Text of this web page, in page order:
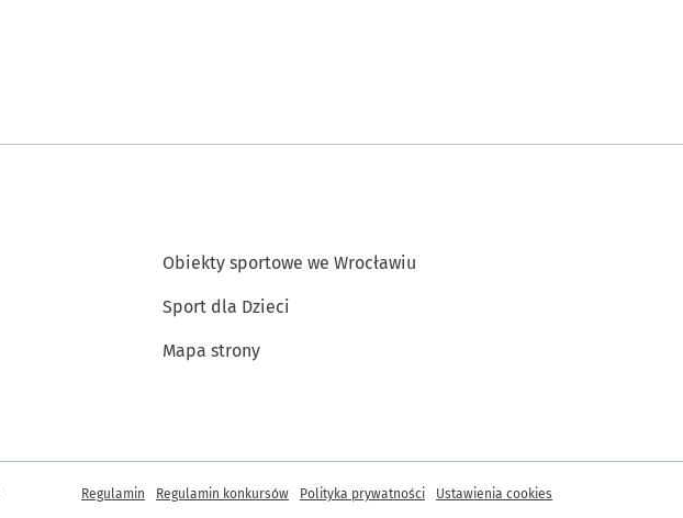
Obiekty sportowe we Wrocławiu
Sport dla Dzieci
Mapa strony
Regulamin Regulamin konkursów Polityka prywatności Ustawienia cookies